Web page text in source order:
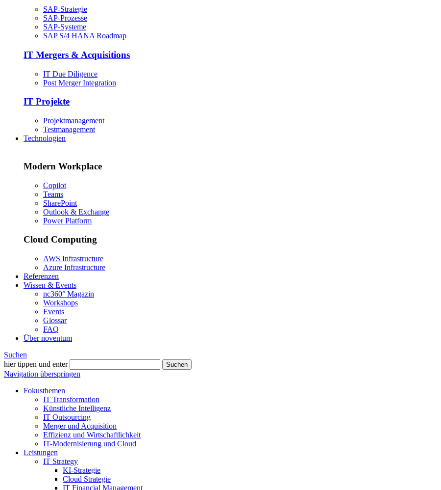
SAP-Strategie
SAP-Prozesse
SAP-Systeme
SAP S/4 HANA Roadmap
IT Mergers & Acquisitions
IT Due Diligence
Post Merger Integration
IT Projekte
Projektmanagement
Testmanagement
Technologien
Modern Workplace
Copilot
Teams
SharePoint
Outlook & Exchange
Power Platform
Cloud Computing
AWS Infrastructure
Azure Infrastructure
Referenzen
Wissen & Events
nc360° Magazin
Workshops
Events
Glossar
FAQ
Über noventum
Suchen
hier tippen und enter
Suchen
Navigation überspringen
Fokusthemen
IT Transformation
Künstliche Intelligenz
IT Outsourcing
Merger und Acquisition
Effizienz und Wirtschaftlichkeit
IT-Modernisierung und Cloud
Leistungen
IT Strategy
KI-Strategie
Cloud Strategie
IT Financial Management